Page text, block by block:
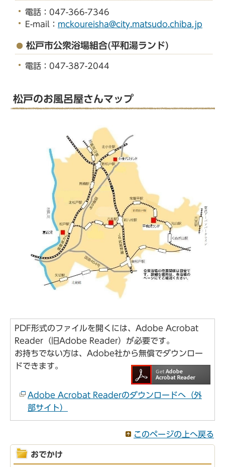
電話：047-366-7346
E-mail： mckoureisha@city.matsudo.chiba.jp
松戸市公衆浴場組合(平和湯ランド)
電話：047-387-2044
松戸のお風呂屋さんマップ
PDF形式のファイルを開くには、Adobe Acrobat
Reader（旧Adobe Reader）が必要です。
お持ちでない方は、Adobe社から無償でダウンロー
ドできます。
Adobe Acrobat Readerのダウンロードへ（外
部サイト）
このページの上へ戻る
おでかけ